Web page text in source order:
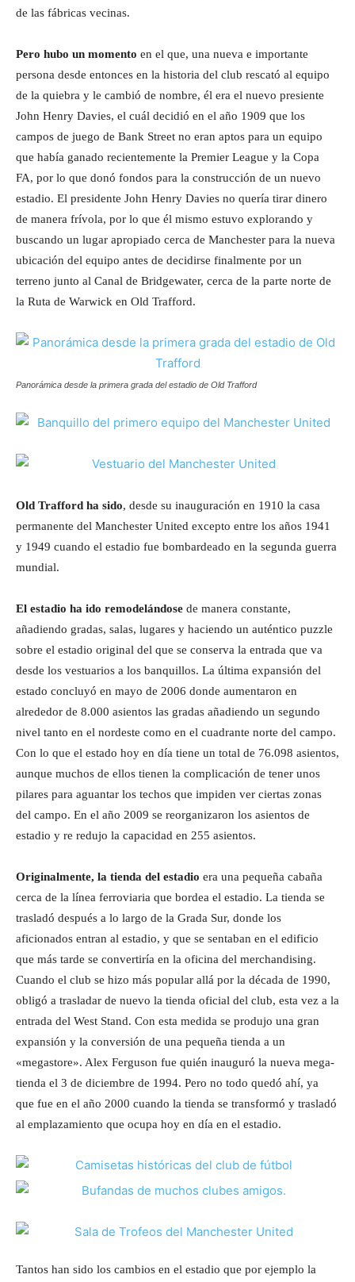
de las fábricas vecinas.
Pero hubo un momento en el que, una nueva e importante
persona desde entonces en la historia del club rescató al equipo
de la quiebra y le cambió de nombre, él era el nuevo presiente
John Henry Davies, el cuál decidió en el año 1909 que los
campos de juego de Bank Street no eran aptos para un equipo
que había ganado recientemente la Premier League y la Copa
FA, por lo que donó fondos para la construcción de un nuevo
estadio. El presidente John Henry Davies no quería tirar dinero
de manera frívola, por lo que él mismo estuvo explorando y
buscando un lugar apropiado cerca de Manchester para la nueva
ubicación del equipo antes de decidirse finalmente por un
terreno junto al Canal de Bridgewater, cerca de la parte norte de
la Ruta de Warwick en Old Trafford.
Panorámica desde la primera grada del estadio de Old Trafford
Old Trafford ha sido, desde su inauguración en 1910 la casa
permanente del Manchester United excepto entre los años 1941
y 1949 cuando el estadio fue bombardeado en la segunda guerra
mundial.
El estadio ha ido remodelándose de manera constante,
añadiendo gradas, salas, lugares y haciendo un auténtico puzzle
sobre el estadio original del que se conserva la entrada que va
desde los vestuarios a los banquillos. La última expansión del
estado concluyó en mayo de 2006 donde aumentaron en
alrededor de 8.000 asientos las gradas añadiendo un segundo
nivel tanto en el nordeste como en el cuadrante norte del campo.
Con lo que el estado hoy en día tiene un total de 76.098 asientos,
aunque muchos de ellos tienen la complicación de tener unos
pilares para aguantar los techos que impiden ver ciertas zonas
del campo. En el año 2009 se reorganizaron los asientos de
estadio y re redujo la capacidad en 255 asientos.
Originalmente, la tienda del estadio era una pequeña cabaña
cerca de la línea ferroviaria que bordea el estadio. La tienda se
trasladó después a lo largo de la Grada Sur, donde los
aficionados entran al estadio, y que se sentaban en el edificio
que más tarde se convertiría en la oficina del merchandising.
Cuando el club se hizo más popular allá por la década de 1990,
obligó a trasladar de nuevo la tienda oficial del club, esta vez a la
entrada del West Stand. Con esta medida se produjo una gran
expansión y la conversión de una pequeña tienda a un
«megastore». Alex Ferguson fue quién inauguró la nueva mega-
tienda el 3 de diciembre de 1994. Pero no todo quedó ahí, ya
que fue en el año 2000 cuando la tienda se transformó y trasladó
al emplazamiento que ocupa hoy en día en el estadio.
Tantos han sido los cambios en el estadio que por ejemplo la